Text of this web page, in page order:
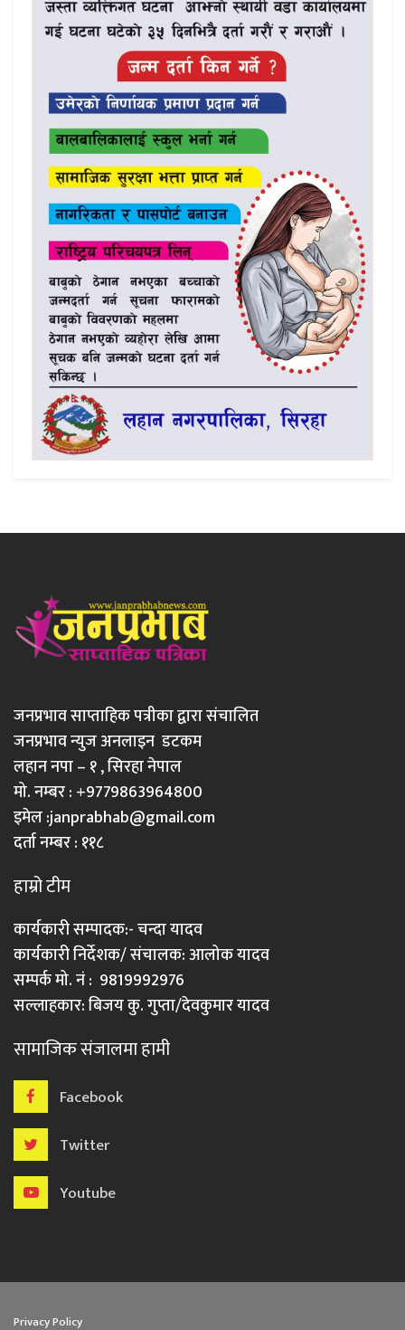
जनप्रभाव साप्ताहिक पत्रीका द्वारा संचालित
जनप्रभाव न्युज अनलाइन डटकम
लहान नपा – १ , सिरहा नेपाल
मो. नम्बर : +9779863964800
इमेल :janprabhab@gmail.com
दर्ता नम्बर : ११८
हाम्रो टीम
कार्यकारी सम्पादक:- चन्दा यादव
कार्यकारी निर्देशक/ संचालक: आलोक यादव
सम्पर्क मो. नं : 9819992976
सल्लाहकार: बिजय कु. गुप्ता/देवकुमार यादव
सामाजिक संजालमा हामी
Facebook
Twitter
Youtube
Privacy Policy